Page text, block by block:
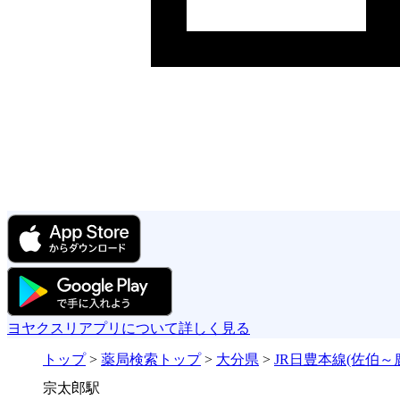
ヨヤクスリアプリについて詳しく見る
トップ> 薬局検索トップ> 大分県 > JR日豊本線(佐伯～
宗太郎駅